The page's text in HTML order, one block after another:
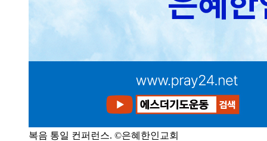
복음 통일 컨퍼런스. ©은혜한인교회